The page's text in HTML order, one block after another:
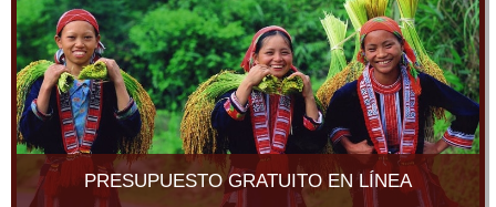
PRESUPUESTO GRATUITO EN LÍNEA